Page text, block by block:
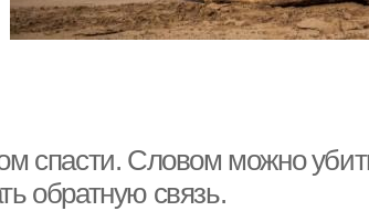
спасти. Словом можно
обратную связь.